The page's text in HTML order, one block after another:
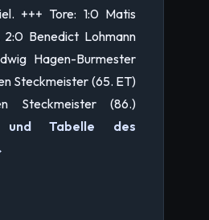
+++ Tore: 1:0 Matis
Benedict Lohmann
Hagen-Burmester
Steckmeister (65. ET)
Steckmeister (86.)
und Tabelle des